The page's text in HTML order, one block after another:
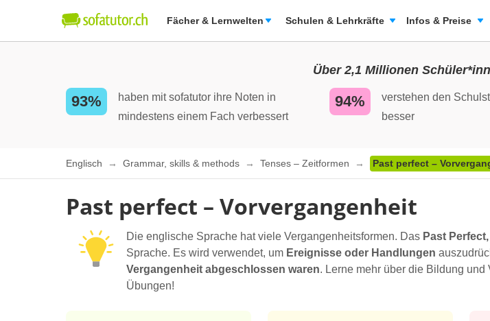
Fächer & Lernwelten Schulen & Lehrkräfte Infos & Preise
Über 2,1 Millionen
93%
haben mit sofatutor ihre Noten in
mindestens einem Fach verbessert
94%
verstehen den
besser
Englisch Grammar, skills & methods Tenses – Zeitformen Past perfect –
Past perfect – Vorvergangenheit
Die englische Sprache hat viele Vergangenheitsformen. Das Past Perfect,
Sprache. Es wird verwendet, um Ereignisse oder Handlungen
Vergangenheit abgeschlossen waren. Lerne mehr über die Bildung
Übungen!